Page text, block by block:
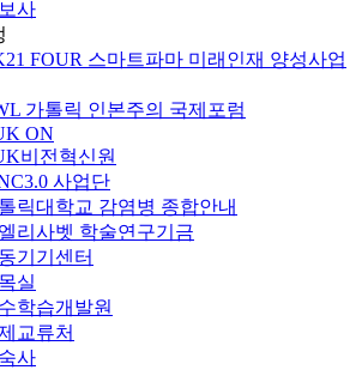
사
FOUR 스마트파마 미래인재 양성사업
가톨릭 인본주의 국제포럼
ON
비전혁신원
사업단
릭대학교 감염병 종합안내
리사벳 학술연구기금
기기센터
실
학습개발원
교류처
사